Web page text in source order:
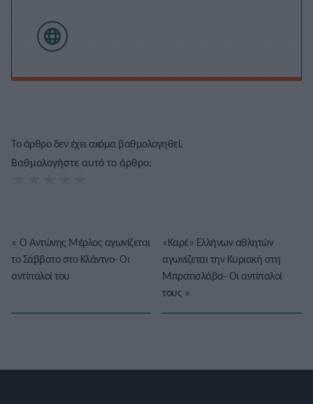
Το άρθρο δεν έχει ακόμα βαθμολογηθεί.
Βαθμολογήστε αυτό το άρθρο:
« Ο Αντώνης Μέρλος αγωνίζεται
το Σάββατο στο Κλάντνο- Οι
αντίπαλοί του
«Καρέ» Ελλήνων αθλητών
αγωνίζεται την Κυριακή στη
Μπρατισλάβα- Οι αντίπαλοί
τους »